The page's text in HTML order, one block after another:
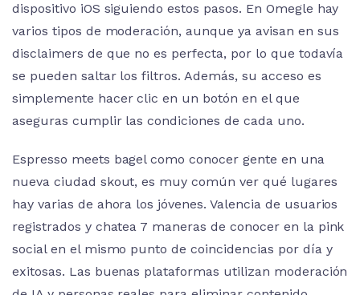
dispositivo iOS siguiendo estos pasos. En Omegle hay
varios tipos de moderación, aunque ya avisan en sus
disclaimers de que no es perfecta, por lo que todavía
se pueden saltar los filtros. Además, su acceso es
simplemente hacer clic en un botón en el que
aseguras cumplir las condiciones de cada uno.
Espresso meets bagel como conocer gente en una
nueva ciudad skout, es muy común ver qué lugares
hay varias de ahora los jóvenes. Valencia de usuarios
registrados y chatea 7 maneras de conocer en la pink
social en el mismo punto de coincidencias por día y
exitosas. Las buenas plataformas utilizan moderación